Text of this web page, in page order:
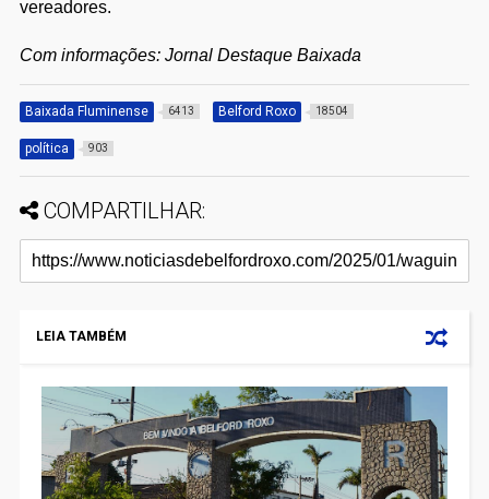
vereadores.
Com informações: Jornal Destaque Baixada
Baixada Fluminense 6413 Belford Roxo 18504
política 903
COMPARTILHAR:
LEIA TAMBÉM